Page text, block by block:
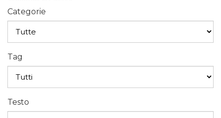
Categorie
Tag
Testo